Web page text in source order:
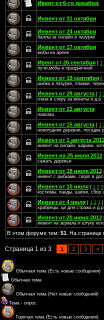
Ивент от 6-го декабря.
Инвент от 31 октября
Инвент от 24 октября
баллы за онлайн в лазурке
Инвент от 17 октября
мобы на арене
Ивент от 26 сентября [ 1
лучи,мобы в праздничной
Инвент от 19 сентября [
рыбки в лазурке, плавки,
Инвент от 29 августа [ 1
глаза в сокру за монеты и д.р.
Инвент от 22 августа
повозки
Инвент от 15 августа [ 1
новогодняя деревня, посадка
Инвент от 1 августа
инвент на онлайн, шарики,
Инвент на 25 июля 2012
сажать деревья
Инвент от 18 июля 2012
инвент с рыбками, скорп в
Инвент от 10 июля [ 1 2 3
костюмы, панды, шапки, сбор
Инвент от 4 июля [ 1 2 3]
храбрецы, ци для стража и д.р.
Инвент от 20 июня 2012
инвент на зеркала и штуку
В этом форуме тем: 51. На странице
Страница 1 из 3 1 2 3 »
Обычная тема (Есть новые сообщения)
Обычная тема
Обычная тема (Нет новых сообщений)
Тема - опрос
Горячая тема (Есть новые сообщения)